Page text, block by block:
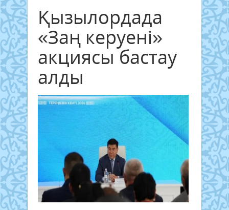
Қызылордада
«Заң керуені»
акциясы бастау
алды